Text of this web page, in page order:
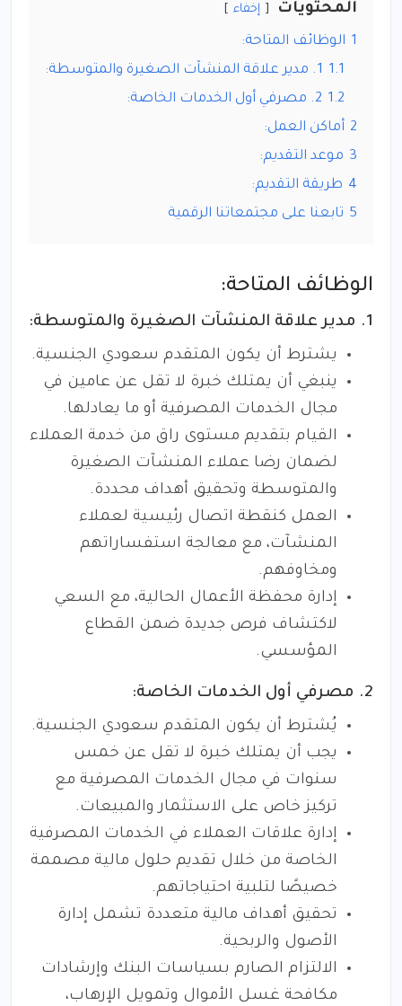
المحتويات إخفاء
1 الوظائف المتاحة:
1.1 1. مدير علاقة المنشآت الصغيرة والمتوسطة:
1.2 2. مصرفي أول الخدمات الخاصة:
2 أماكن العمل:
3 موعد التقديم:
4 طريقة التقديم:
5 تابعنا على مجتمعاتنا الرقمية
الوظائف المتاحة:
1. مدير علاقة المنشآت الصغيرة والمتوسطة:
يشترط أن يكون المتقدم سعودي الجنسية.
ينبغي أن يمتلك خبرة لا تقل عن عامين في
مجال الخدمات المصرفية أو ما يعادلها.
القيام بتقديم مستوى راق من خدمة العملاء
لضمان رضا عملاء المنشآت الصغيرة
والمتوسطة وتحقيق أهداف محددة.
العمل كنقطة اتصال رئيسية لعملاء
المنشآت، مع معالجة استفساراتهم
ومخاوفهم.
إدارة محفظة الأعمال الحالية، مع السعي
لاكتشاف فرص جديدة ضمن القطاع
المؤسسي.
2. مصرفي أول الخدمات الخاصة:
يُشترط أن يكون المتقدم سعودي الجنسية.
يجب أن يمتلك خبرة لا تقل عن خمس
سنوات في مجال الخدمات المصرفية مع
تركيز خاص على الاستثمار والمبيعات.
إدارة علاقات العملاء في الخدمات المصرفية
الخاصة من خلال تقديم حلول مالية مصممة
خصيصًا لتلبية احتياجاتهم.
تحقيق أهداف مالية متعددة تشمل إدارة
الأصول والربحية.
الالتزام الصارم بسياسات البنك وإرشادات
مكافحة غسل الأموال وتمويل الإرهاب،